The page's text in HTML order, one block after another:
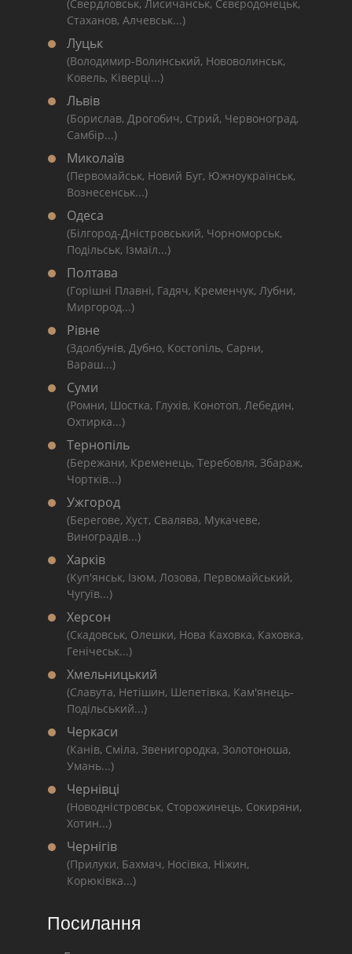
(Свердловськ, Лисичанськ, Сєвєродонецьк,
Стаханов, Алчевськ...)
Луцьк
(Володимир-Волинський, Нововолинськ,
Ковель, Ківерці...)
Львів
(Борислав, Дрогобич, Стрий, Червоноград,
Самбір...)
Миколаїв
(Первомайськ, Новий Буг, Южноукраїнськ,
Вознесенськ...)
Одеса
(Білгород-Дністровський, Чорноморськ,
Подільськ, Ізмаїл...)
Полтава
(Горішні Плавні, Гадяч, Кременчук, Лубни,
Миргород...)
Рівне
(Здолбунів, Дубно, Костопіль, Сарни,
Вараш...)
Суми
(Ромни, Шостка, Глухів, Конотоп, Лебедин,
Охтирка...)
Тернопіль
(Бережани, Кременець, Теребовля, Збараж,
Чортків...)
Ужгород
(Берегове, Хуст, Свалява, Мукачеве,
Виноградів...)
Харків
(Куп'янськ, Ізюм, Лозова, Первомайський,
Чугуїв...)
Херсон
(Скадовськ, Олешки, Нова Каховка, Каховка,
Генічеськ...)
Хмельницький
(Славута, Нетішин, Шепетівка, Кам'янець-
Подільський...)
Черкаси
(Канів, Сміла, Звенигородка, Золотоноша,
Умань...)
Чернівці
(Новодністровськ, Сторожинець, Сокиряни,
Хотин...)
Чернігів
(Прилуки, Бахмач, Носівка, Ніжин,
Корюківка...)
Посилання